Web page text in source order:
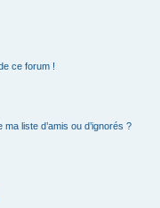
ce forum !
liste d’amis ou d’ignorés ?